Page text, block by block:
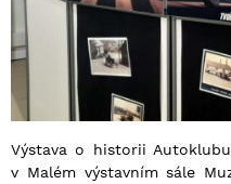
Výstava o historii
v Malém výstavním sále